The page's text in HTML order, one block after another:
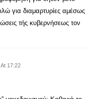
για διαμαρτυρίες αμέσως
τής κυβερνήσεως τον
17:22